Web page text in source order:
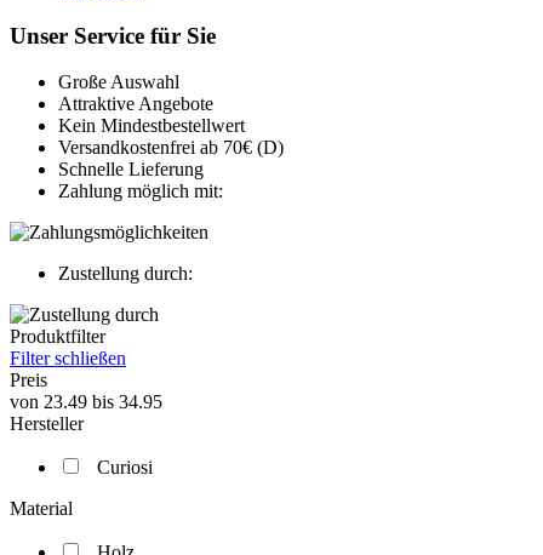
Unser Service für Sie
Große Auswahl
Attraktive Angebote
Kein Mindestbestellwert
Versandkostenfrei ab 70€ (D)
Schnelle Lieferung
Zahlung möglich mit:
Zustellung durch:
Produktfilter
Filter schließen
Preis
von 23.49 bis 34.95
Hersteller
Curiosi
Material